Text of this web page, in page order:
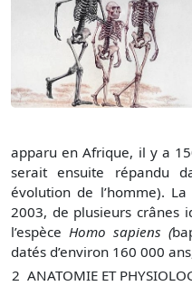
apparu en Afrique, il y a
serait ensuite répandu
évolution de l’homme).
2003, de plusieurs crânes
l’espèce Homo sapiens (
datés d’environ 160 000
2 ANATOMIE ET